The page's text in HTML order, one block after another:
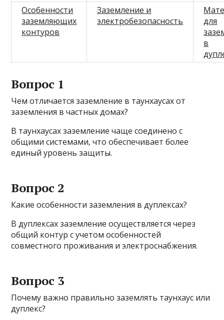
Особенности
заземляющих
контуров
Заземление и
электробезопасность
для
в
Вопрос 1
Чем отличается заземление в таунхаусах от
заземления в частных домах?
В таунхаусах заземление чаще соединено с
общими системами, что обеспечивает более
единый уровень защиты.
Вопрос 2
Какие особенности заземления в дуплексах?
В дуплексах заземление осуществляется через
общий контур с учетом особенностей
совместного проживания и электроснабжения.
Вопрос 3
Почему важно правильно заземлять таунхаус или
дуплекс?